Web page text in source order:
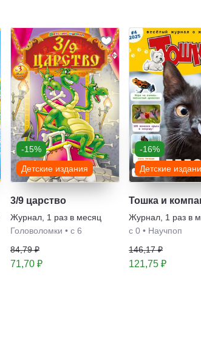
-15%
Детские издания
3/9 царство
Журнал 1 раз в месяц
Головоломки • с 6
84,79 ₽
71,70 ₽
-16%
Детские
Тошка и
Журнал 1 раз в
с 0 • Научпоп
146,17 ₽
121,75 ₽